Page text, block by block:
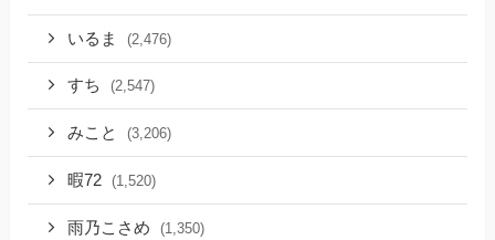
いるま (2,476)
すち (2,547)
みこと (3,206)
暇72 (1,520)
雨乃こさめ (1,350)